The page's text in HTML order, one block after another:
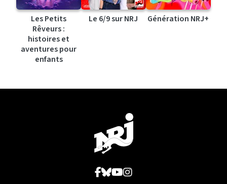
Les Petits
Rêveurs :
histoires et
aventures pour
enfants
Le 6/9 sur NRJ Génération NRJ+